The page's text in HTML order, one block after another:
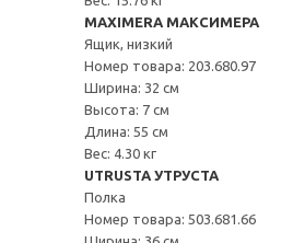
MAXIMERA МАКСИМЕРА
Ящик, низкий
Номер товара: 203.680.97
Ширина: 32 см
Высота: 7 см
Длина: 55 см
Вес: 4.30 кг
UTRUSTA УТРУСТА
Полка
Номер товара: 503.681.66